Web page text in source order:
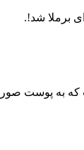
.
پوست صورت